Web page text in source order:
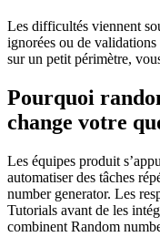
Les difficultés viennent
ignorées ou de
sur un petit périmètre,
Pourquoi
change votre
Les équipes produit
automatiser des tâches
number generator. Les
Tutorials avant de les
combinent Random